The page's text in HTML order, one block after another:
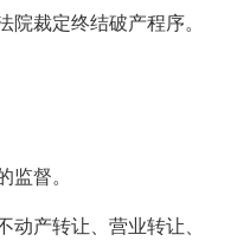
裁定终结破产程序。
督。
产转让、营业转让、